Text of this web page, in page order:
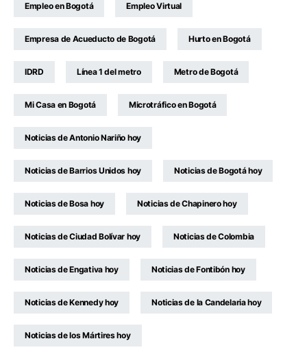
Empleo en Bogotá Empleo Virtual
Empresa de Acueducto de Bogotá Hurto en Bogotá
IDRD Línea 1 del metro Metro de Bogotá
Mi Casa en Bogotá Microtráfico en Bogotá
Noticias de Antonio Nariño hoy
Noticias de Barrios Unidos hoy Noticias de Bogotá hoy
Noticias de Bosa hoy Noticias de Chapinero hoy
Noticias de Ciudad Bolívar hoy Noticias de Colombia
Noticias de Engativa hoy Noticias de Fontibón hoy
Noticias de Kennedy hoy Noticias de la Candelaria hoy
Noticias de los Mártires hoy